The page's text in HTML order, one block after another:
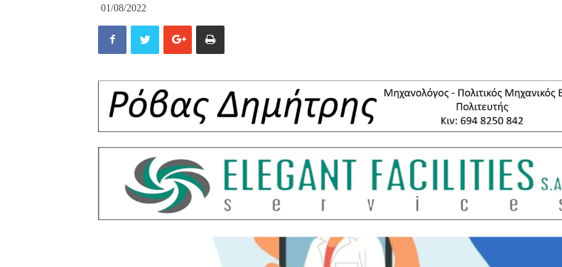
01/08/2022